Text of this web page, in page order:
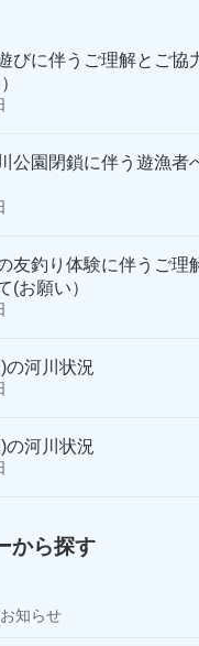
びに伴うご理解とご協
公園閉鎖に伴う遊漁者
友釣り体験に伴うご理
(お願い）
の河川状況
の河川状況
から探す
知らせ